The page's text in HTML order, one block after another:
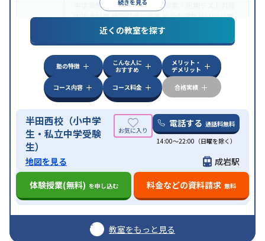
続きを見る
中学受験 高校受験大学受験
授業・定期テスト対策
内申点対策学習習慣の定着総合型選抜(旧AO)対策
推薦入試対策 学校別特化対策
漢検(漢字検
特徴
中高一貫校生に対応授業の振替可能 不登校生に対
学習にPC・タブレットを利用オンライン対応
節講習のみの受講可自習室あり
近くの教室を探す
塾の特徴
こんな人に
おすすめ
メリット・
デメリット
コース内容
コース料金 合格実績
半田西校（小中学
生・私立中学受験
生）
電話する 通話料無料
14:00〜22:00（日曜を除く）
地図を見る
成岩駅
体験授業(無料) を申し込む 料金などの資料請求 無料
教室をもっと見る